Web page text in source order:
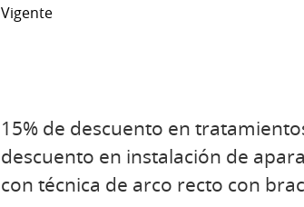
Vigente
15% de descuento en
descuento en instalación de
con técnica de arco recto con